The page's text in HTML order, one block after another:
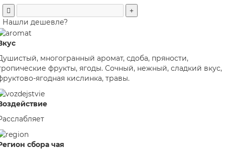
Нашли дешевле?
многогранный аромат, сдоба, пряности,
фрукты, ягоды. Сочный, нежный, сладкий вкус,
ягодная кислинка, травы.
сбора чая